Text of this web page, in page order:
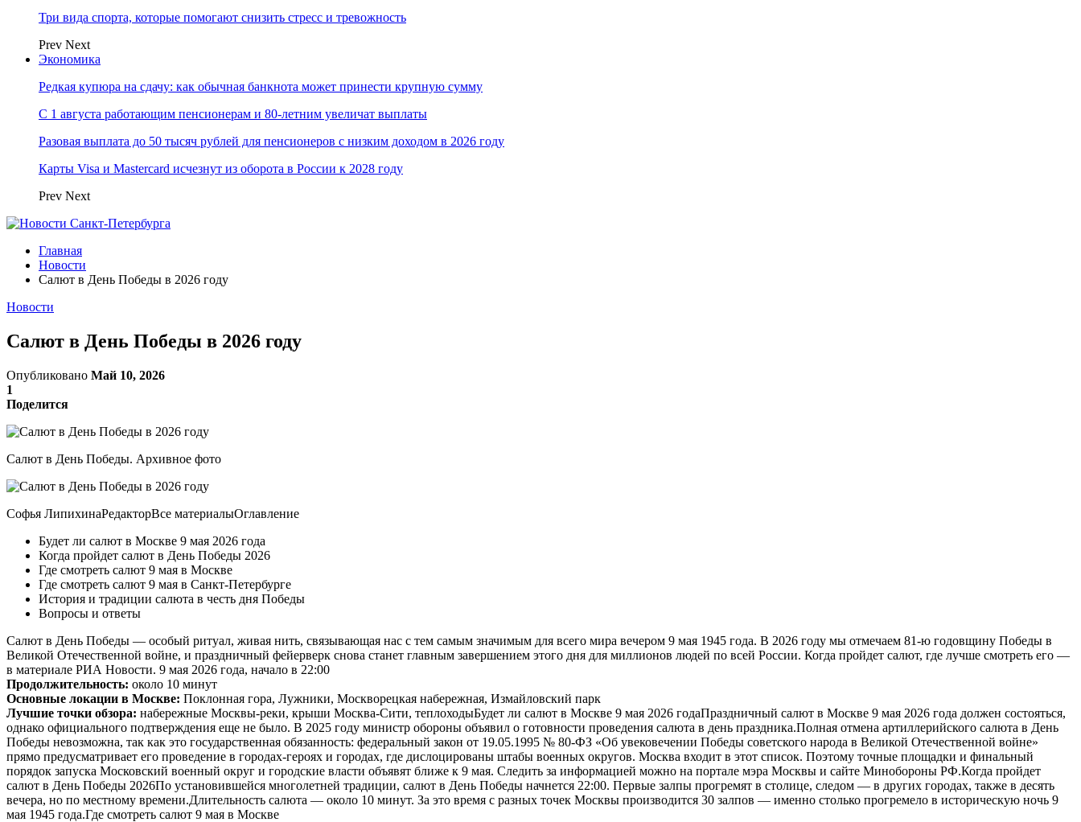
Три вида спорта, которые помогают снизить стресс и тревожность
Prev Next
Экономика
Редкая купюра на сдачу: как обычная банкнота может принести крупную сумму
С 1 августа работающим пенсионерам и 80-летним увеличат выплаты
Разовая выплата до 50 тысяч рублей для пенсионеров с низким доходом в 2026 году
Карты Visa и Mastercard исчезнут из оборота в России к 2028 году
Prev Next
Главная
Новости
Салют в День Победы в 2026 году
Новости
Салют в День Победы в 2026 году
Опубликовано Май 10, 2026
1
Поделится
Салют в День Победы. Архивное фото
Софья ЛипихинаРедакторВсе материалыОглавление
Будет ли салют в Москве 9 мая 2026 года
Когда пройдет салют в День Победы 2026
Где смотреть салют 9 мая в Москве
Где смотреть салют 9 мая в Санкт-Петербурге
История и традиции салюта в честь дня Победы
Вопросы и ответы
Салют в День Победы — особый ритуал, живая нить, связывающая нас с тем самым значимым для всего мира вечером 9 мая 1945 года. В 2026 году мы отмечаем 81-ю годовщину Победы в
Великой Отечественной войне, и праздничный фейерверк снова станет главным завершением этого дня для миллионов людей по всей России. Когда пройдет салют, где лучше смотреть его —
в материале РИА Новости. 9 мая 2026 года, начало в 22:00
Продолжительность: около 10 минут
Основные локации в Москве: Поклонная гора, Лужники, Москворецкая набережная, Измайловский парк
Лучшие точки обзора: набережные Москвы-реки, крыши Москва-Сити, теплоходыБудет ли салют в Москве 9 мая 2026 годаПраздничный салют в Москве 9 мая 2026 года должен состояться,
однако официального подтверждения еще не было. В 2025 году министр обороны объявил о готовности проведения салюта в день праздника.Полная отмена артиллерийского салюта в День
Победы невозможна, так как это государственная обязанность: федеральный закон от 19.05.1995 № 80-ФЗ «Об увековечении Победы советского народа в Великой Отечественной войне»
прямо предусматривает его проведение в городах-героях и городах, где дислоцированы штабы военных округов. Москва входит в этот список. Поэтому точные площадки и финальный
порядок запуска Московский военный округ и городские власти объявят ближе к 9 мая. Следить за информацией можно на портале мэра Москвы и сайте Минобороны РФ.Когда пройдет
салют в День Победы 2026По установившейся многолетней традиции, салют в День Победы начнется 22:00. Первые залпы прогремят в столице, следом — в других городах, также в десять
вечера, но по местному времени.Длительность салюта — около 10 минут. За это время с разных точек Москвы производится 30 залпов — именно столько прогремело в историческую ночь 9
мая 1945 года.Где смотреть салют 9 мая в Москве